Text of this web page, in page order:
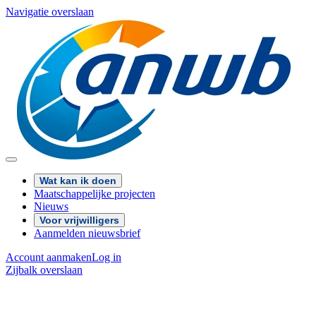
Navigatie overslaan
Wat kan ik doen
Maatschappelijke projecten
Nieuws
Voor vrijwilligers
Aanmelden nieuwsbrief
Account aanmakenLog in
Zijbalk overslaan